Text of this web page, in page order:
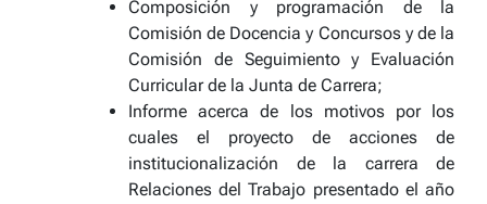
Composición y programación de la
Comisión de Docencia y Concursos y de la
Comisión de Seguimiento y Evaluación
Curricular de la Junta de Carrera;
Informe acerca de los motivos por los
cuales el proyecto de acciones de
institucionalización de la carrera de
Relaciones del Trabajo presentado el año